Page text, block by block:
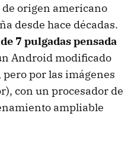
origen americano
desde hace décadas.
7 pulgadas pensada
Android modificado
por las imágenes
con un procesador de
ampliable